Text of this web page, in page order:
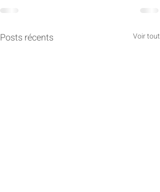
Posts récents Voir tout